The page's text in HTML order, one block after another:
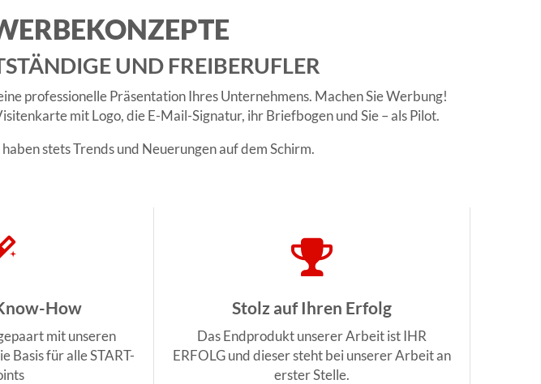
UND FREIBERUFLER
professionelle Präsentation Ihres Unternehmens. Machen Sie Werbung!
mit Logo, die E-Mail-Signatur, ihr Briefbogen und Sie – als Pilot.
stets Trends und Neuerungen auf dem Schirm.
How
mit unseren
Basis für alle START-
Stolz auf Ihren Erfolg
Das Endprodukt unserer Arbeit ist IHR
ERFOLG und dieser steht bei unserer Arbeit an
erster Stelle.